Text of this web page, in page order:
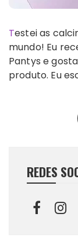
Testei as calcinhas absorventes da Pantys Olá,
mundo! Eu
Pantys e
produto. Eu
REDES